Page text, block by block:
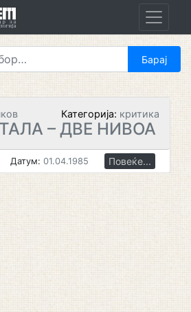
Категорија: критика
– ДВЕ НИВОА
Датум: 01.04.1985 Повеќе...